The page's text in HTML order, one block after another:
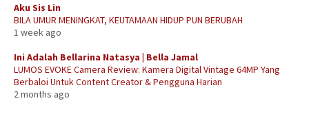
Aku Sis Lin
BILA UMUR MENINGKAT, KEUTAMAAN HIDUP PUN BERUBAH
1 week ago
Ini Adalah Bellarina Natasya | Bella Jamal
LUMOS EVOKE Camera Review: Kamera Digital Vintage 64MP Yang
Berbaloi Untuk Content Creator & Pengguna Harian
2 months ago